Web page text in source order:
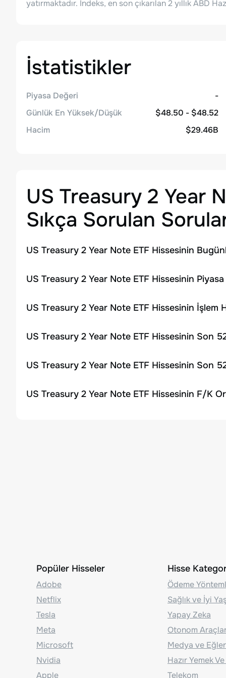
yatırmaktadır. İndeks, en son çıkarılan 2 yıllık ABD
İstatistikler
Piyasa Değeri
-
Günlük En Yüksek/Düşük
$48.50 - $48.52
Hacim
$29.46B
US Treasury 2 Year
Sıkça Sorulan
US Treasury 2 Year Note ETF Hissesinin
US Treasury 2 Year Note ETF Hissesinin
US Treasury 2 Year Note ETF Hissesinin İşlem
US Treasury 2 Year Note ETF Hissesinin Son
US Treasury 2 Year Note ETF Hissesinin Son
US Treasury 2 Year Note ETF Hissesinin F/K
Popüler Hisseler
Adobe
Netflix
Tesla
Meta
Microsoft
Nvidia
Apple
Hisse
Ödeme
Sağlık ve İyi
Yapay Zeka
Otonom
Medya ve
Hazır Yemek
Telekom